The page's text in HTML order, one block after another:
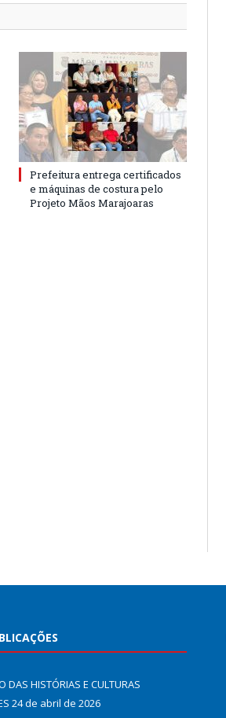
Prefeitura entrega certificados
e máquinas de costura pelo
Projeto Mãos Marajoaras
DAS HISTÓRIAS E CULTURAS
24 de abril de 2026